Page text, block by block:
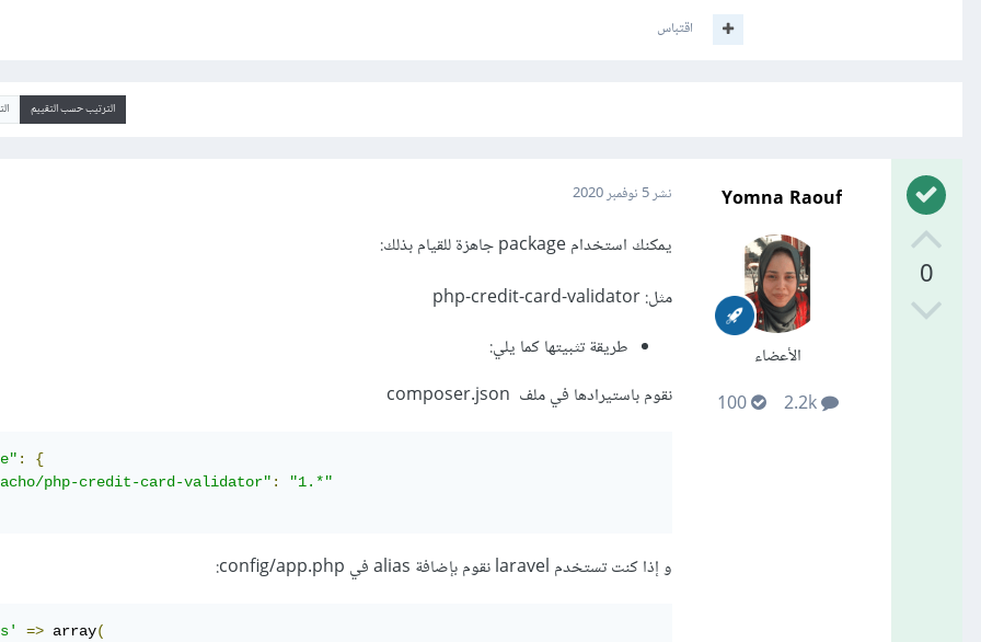
اقتباس
الترتيب حسب التقييم
0
Yomna Raouf
الأعضاء
2.2k
100
نشر5 نوفمبر 2020
يمكنك استخدام package جاهزة للقيام بذلك:
مثل: php-credit-card-validator
طريقة تثبيتها كما يلي:
نقوم باستيرادها في ملف composer.json
:
{
php-credit-card-validator" :
"1.*"
و إذا كنت تستخدم laravel نقوم بإضافة alias في config/app.php:
=> array(